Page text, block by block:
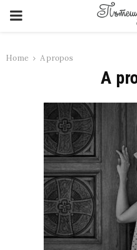
PRIMARY
Home A propos
A